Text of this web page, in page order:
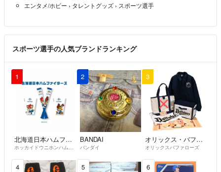
エンタメ/ホビー › タレントグッズ › スポーツ選手
スポーツ選手の人気ブランドランキング
1
北海道日本ハムファイターズ
2
BANDAI
バンダイ
3
オリックス・バファローズ
オリックスバファローズ
4 5 6